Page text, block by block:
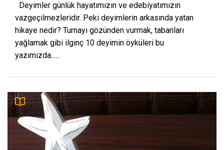
Deyimler günlük hayatımızın ve edebiyatımızın
vazgeçilmezleridir. Peki deyimlerin arkasında yatan
hikaye nedir? Turnayı gözünden vurmak, tabanları
yağlamak gibi ilginç 10 deyimin öyküleri bu
yazımızda......